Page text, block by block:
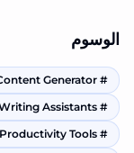
الوسوم
#
Generator
#
Assistants
#
Tools